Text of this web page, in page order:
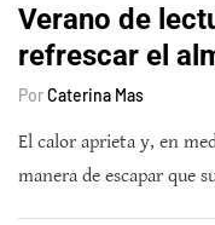
Verano de
refrescar el
PorCaterina Mas
El calor aprieta y, en
manera de escapar que